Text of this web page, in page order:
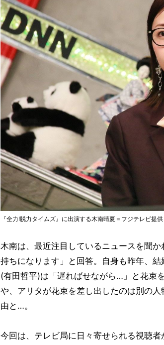
『全力!脱力タイムズ』に出演する木南晴夏＝フジテレビ提供
木南は、最近注目しているニュースを聞
持ちになります」と回答。自身も昨年、
(有田哲平)は「遅ればせながら…」と花束
や、アリタが花束を差し出したのは別の
由と…。
今回は、テレビ局に日々寄せられる視聴